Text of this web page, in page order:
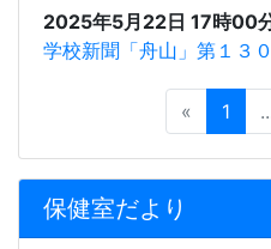
2025年5月22日 17時00
学校新聞「舟山」第１３
« 1
保健室だより